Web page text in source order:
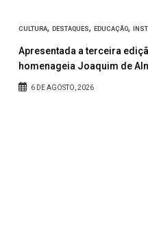
CULTURA, DESTAQUES, EDUCAÇÃO,
Apresentada a terceira
homenageia Joaquim de
6 DE AGOSTO, 2026